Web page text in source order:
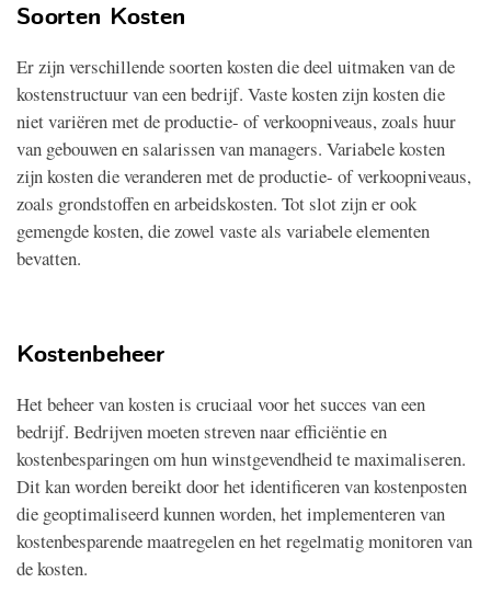
Soorten Kosten
Er zijn verschillende soorten kosten die deel uitmaken van de
kostenstructuur van een bedrijf. Vaste kosten zijn kosten die
niet variëren met de productie- of verkoopniveaus, zoals huur
van gebouwen en salarissen van managers. Variabele kosten
zijn kosten die veranderen met de productie- of verkoopniveaus,
zoals grondstoffen en arbeidskosten. Tot slot zijn er ook
gemengde kosten, die zowel vaste als variabele elementen
bevatten.
Kostenbeheer
Het beheer van kosten is cruciaal voor het succes van een
bedrijf. Bedrijven moeten streven naar efficiëntie en
kostenbesparingen om hun winstgevendheid te maximaliseren.
Dit kan worden bereikt door het identificeren van kostenposten
die geoptimaliseerd kunnen worden, het implementeren van
kostenbesparende maatregelen en het regelmatig monitoren van
de kosten.